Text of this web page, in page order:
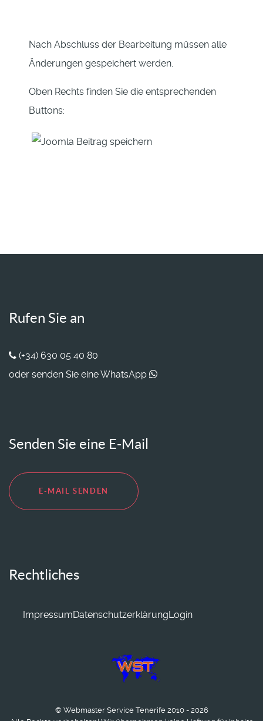
Nach Abschluss der Bearbeitung müssen alle
Änderungen gespeichert werden.
Oben Rechts finden Sie die entsprechenden
Buttons:
Rufen Sie an
(+34) 630 05 40 80
oder senden Sie eine WhatsApp
Senden Sie eine E-Mail
E-MAIL SENDEN
Rechtliches
ImpressumDatenschutzerklärungLogin
© Webmaster Service Tenerife 2010 - 2026